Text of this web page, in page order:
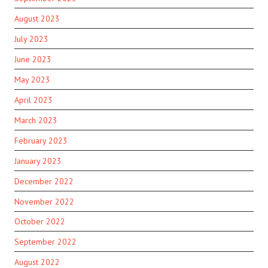
August 2023
July 2023
June 2023
May 2023
April 2023
March 2023
February 2023
January 2023
December 2022
November 2022
October 2022
September 2022
August 2022